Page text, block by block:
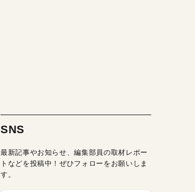
SNS
最新記事やお知らせ、編集部員の取材レポー
トなどを投稿中！ぜひフォローをお願いしま
す。